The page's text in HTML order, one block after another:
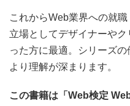
これからWeb業界への就
立場としてデザイナーや
った方に最適。シリーズの
より理解が深まります。
この書籍は「Web検定